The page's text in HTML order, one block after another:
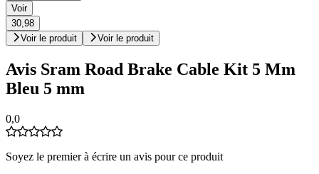
Voir
30,98
Voir le produit
Voir le produit
Avis Sram Road Brake Cable Kit 5 Mm
Bleu 5 mm
0,0
Soyez le premier à écrire un avis pour ce produit